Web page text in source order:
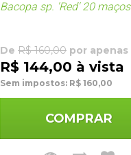
Bacopa sp. 'Red' 20 maços
De R$ 160,00 por apenas
R$ 144,00 à vista
Sem impostos: R$ 160,00
COMPRAR